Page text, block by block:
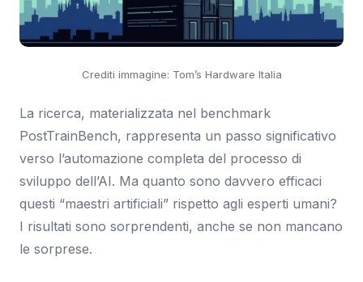
Crediti immagine: Tom’s Hardware Italia
La ricerca, materializzata nel benchmark
PostTrainBench, rappresenta un passo significativo
verso l’automazione completa del processo di
sviluppo dell’AI. Ma quanto sono davvero efficaci
questi “maestri artificiali” rispetto agli esperti umani?
I risultati sono sorprendenti, anche se non mancano
le sorprese.